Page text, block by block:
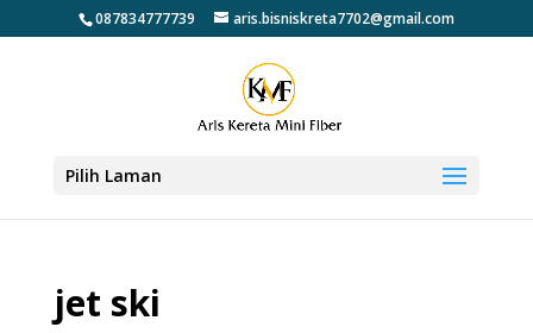
087834777739 aris.bisniskreta7702@gmail.com
Pilih Laman
jet ski